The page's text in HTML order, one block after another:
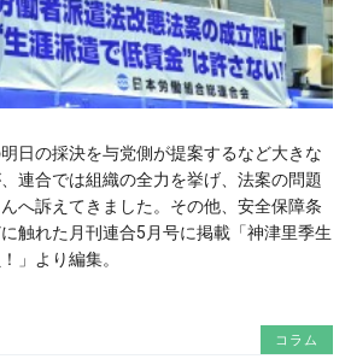
日の採決を与党側が提案するなど大きな
連合では組織の全力を挙げ、法案の問題
へ訴えてきました。その他、安全保障条
触れた月刊連合5月号に掲載「神津里季生
」より編集。
コラム